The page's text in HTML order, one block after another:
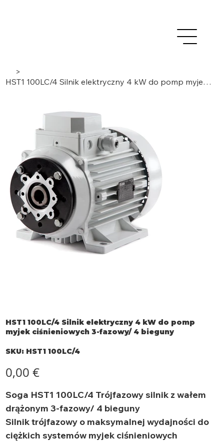
>
HST1 100LC/4 Silnik elektryczny 4 kW do pomp myjek ciśnieniowych 3-fazowy/ 4 bieguny
HST1 100LC/4 Silnik elektryczny 4 kW do pomp
myjek ciśnieniowych 3-fazowy/ 4 bieguny
SKU: SKU
HST1
HST1 100LC/4
0,00 €
Soga HST1 100LC/4 Trójfazowy silnik z wałem
drążonym 3-fazowy/ 4 bieguny
Silnik trójfazowy o maksymalnej wydajności do
ciężkich systemów myjek ciśnieniowych